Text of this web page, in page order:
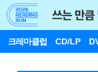
크레마클럽 CD/LP